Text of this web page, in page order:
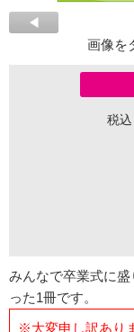
画像を
税込
みんなで卒業式に
った1冊です。
※大変申し訳あり